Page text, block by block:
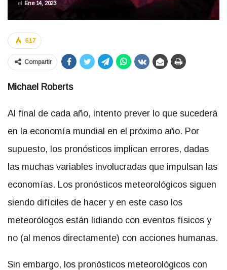
el Ene 14, 2023
617
Compartir
Michael Roberts
Al final de cada año, intento prever lo que sucederá
en la economía mundial en el próximo año. Por
supuesto, los pronósticos implican errores, dadas
las muchas variables involucradas que impulsan las
economías. Los pronósticos meteorológicos siguen
siendo difíciles de hacer y en este caso los
meteorólogos están lidiando con eventos físicos y
no (al menos directamente) con acciones humanas.
Sin embargo, los pronósticos meteorológicos con